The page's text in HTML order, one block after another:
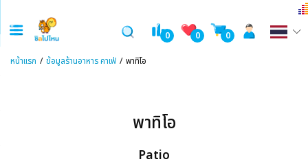
0 0 0
หน้าแรก ข้อมูลร้านอาหาร คาเฟ่ พาทิโอ
พาทิโอ
Patio